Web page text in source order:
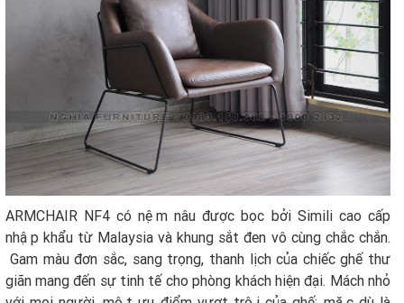
ARMCHAIR NF4 có nệm nâu được bọc bởi Simili cao cấp
nhập khẩu từ Malaysia và khung sắt đen vô cùng chắc chắn.
Gam màu đơn sắc, sang trọng, thanh lịch của chiếc ghế thư
giãn mang đến sự tinh tế cho phòng khách hiện đại. Mách nhỏ